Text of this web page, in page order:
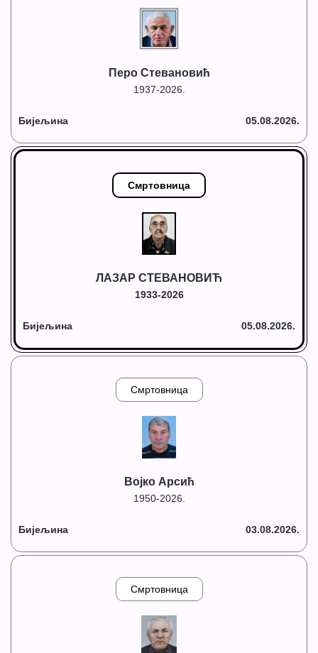
Перо Стевановић
1937-2026.
Бијељина 05.08.2026.
Смртовница
ЛАЗАР СТЕВАНОВИЋ
1933-2026
Бијељина 05.08.2026.
Смртовница
Војко Арсић
1950-2026.
Бијељина 03.08.2026.
Смртовница